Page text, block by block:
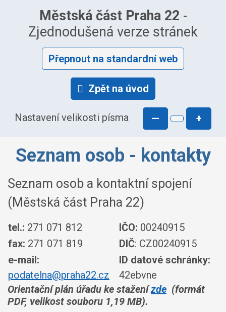
Městská část Praha 22 -
Zjednodušená verze stránek
Přepnout na standardní web
Zpět na úvod
Nastavení velikosti písma — +
Seznam osob - kontakty
Seznam osob a kontaktní spojení
(Městská část Praha 22)
tel.: 271 071 812 IČO: 00240915
fax: 271 071 819 DIČ: CZ00240915
e-mail:
podatelna@praha22.cz
ID datové schránky:
42ebvne
Orientační plán úřadu ke staženízde (formát
PDF, velikost souboru 1,19 MB).